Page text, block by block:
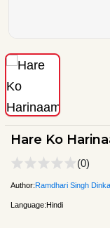
Hare Ko
(0)
Author:Ramdhari Singh
Language:Hindi